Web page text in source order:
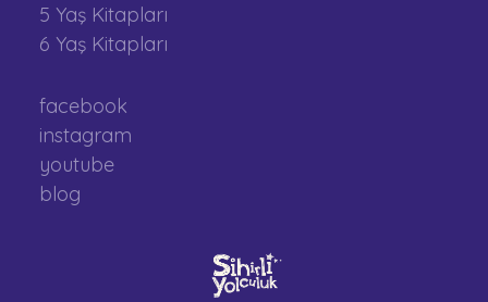
5 Yaş Kitapları
6 Yaş Kitapları
facebook
instagram
youtube
blog